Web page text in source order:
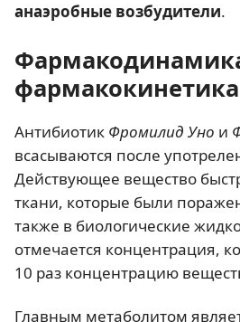
анаэробные возбудители.
фармакокинетика
Антибиотик Фромилид Уно и
всасываются после
Действующее вещество
ткани, которые были
также в биологические
отмечается концентрация,
10 раз концентрацию
Главным метаболитом